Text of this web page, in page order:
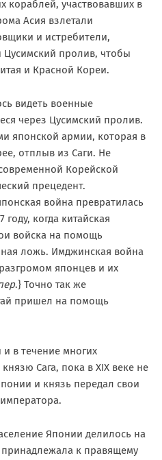
кораблей, участвовавших в
Асия взлетали
и истребители,
Цусимский пролив, чтобы
и Красной Кореи.
видеть военные
через Цусимский пролив.
японской армии, которая в
отплыв из Саги. Не
Корейской
прецедент.
война превратилась
когда китайская
войска на помощь
ложь. Имджинская война
японцев и их
.} Точно так же
пришел на помощь
в течение многих
Сага, пока в XIX веке не
и князь передал свои
Японии делилось на
к правящему